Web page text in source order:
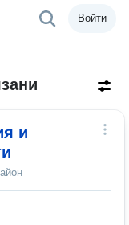
Войти
и